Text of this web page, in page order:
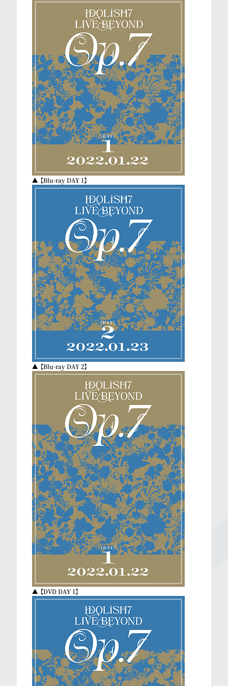
▲【Blu-ray DAY 1】
▲【Blu-ray DAY 2】
▲【DVD DAY 1】